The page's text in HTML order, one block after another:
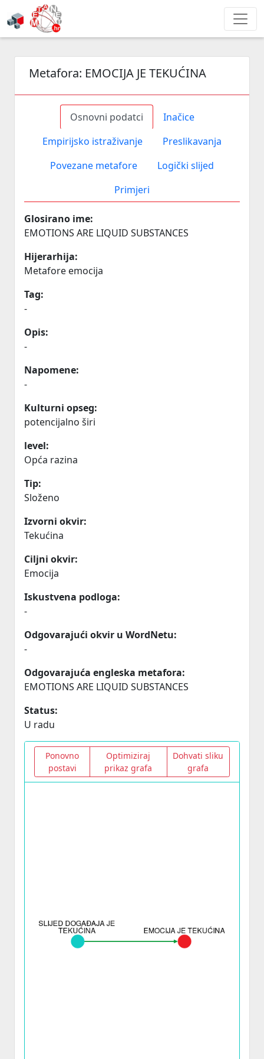
Metafora: EMOCIJA JE TEKUĆINA
Osnovni podatci
Inačice
Empirijsko istraživanje
Preslikavanja
Povezane metafore
Logički slijed
Primjeri
Glosirano ime:
EMOTIONS ARE LIQUID SUBSTANCES
Hijerarhija:
Metafore emocija
Tag:
-
Opis:
-
Napomene:
-
Kulturni opseg:
potencijalno širi
level:
Opća razina
Tip:
Složeno
Izvorni okvir:
Tekućina
Ciljni okvir:
Emocija
Iskustvena podloga:
-
Odgovarajući okvir u WordNetu:
-
Odgovarajuća engleska metafora:
EMOTIONS ARE LIQUID SUBSTANCES
Status:
U radu
Ponovno
postavi
Optimiziraj
prikaz grafa
Dohvati sliku
grafa